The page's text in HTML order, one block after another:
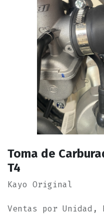
Toma de
T4
Kayo Original
Ventas por Unidad,